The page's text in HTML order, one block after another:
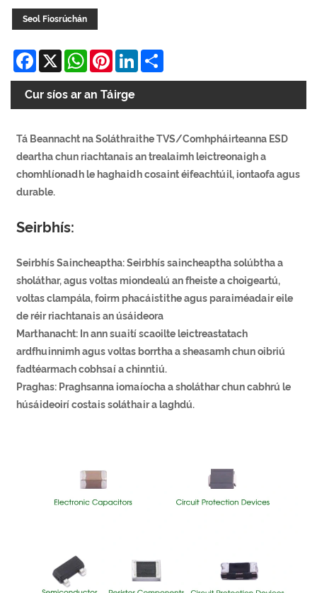
Seol Fiosrúchán
Facebook
X WhatsApp
PinterestLinkedIn
Cur síos ar an Táirge
Tá Beannacht na Soláthraithe TVS/Comhpháirteanna ESD
deartha chun riachtanais an trealaimh leictreonaigh a
chomhlíonadh le haghaidh cosaint éifeachtúil, iontaofa agus
durable.
Seirbhís:
Seirbhís Saincheaptha: Seirbhís saincheaptha solúbtha a
sholáthar, agus voltas miondealú an fheiste a choigeartú,
voltas clampála, foirm phacáistithe agus paraiméadair eile
de réir riachtanais an úsáideora
Marthanacht: In ann suaití scaoilte leictreastatach
ardfhuinnimh agus voltas borrtha a sheasamh chun oibriú
fadtéarmach cobhsaí a chinntiú.
Praghas: Praghsanna iomaíocha a sholáthar chun cabhrú le
húsáideoirí costais soláthair a laghdú.